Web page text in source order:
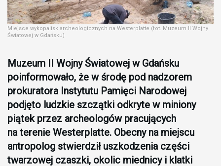
Miejsce wykopalisk archeologicznych na Westerplatte (fot. Muzeum II Wojny
Światowej w Gdańsku)
Muzeum II Wojny Światowej w Gdańsku
poinformowało, że w środę pod nadzorem
prokuratora Instytutu Pamięci Narodowej
podjęto ludzkie szczątki odkryte w miniony
piątek przez archeologów pracujących
na terenie Westerplatte. Obecny na miejscu
antropolog stwierdził uszkodzenia części
twarzowej czaszki, okolic miednicy i klatki